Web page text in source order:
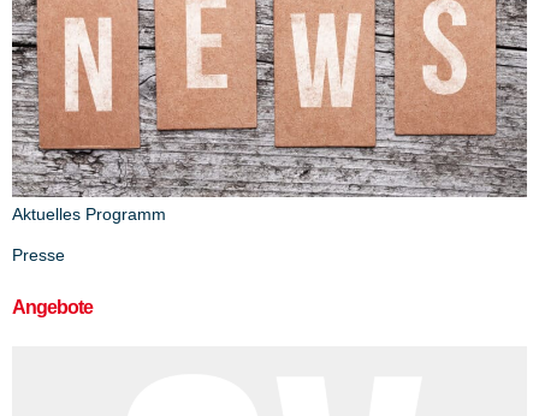
Aktuelles Programm
Presse
Angebote